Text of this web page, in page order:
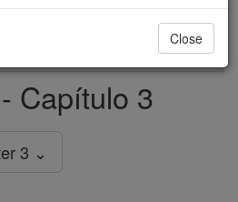
free for all. Stand with us
Capítulo 3
3 ⌄
Close